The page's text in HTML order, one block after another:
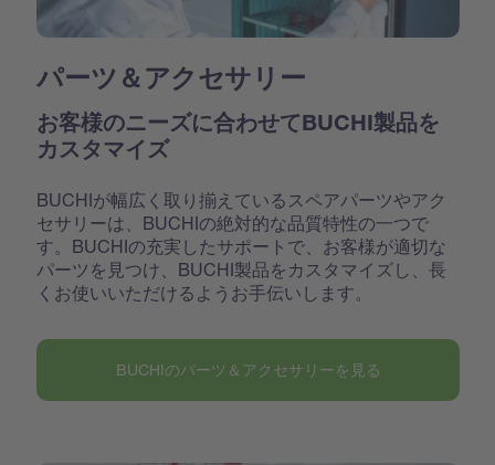
パーツ＆アクセサリー
お客様のニーズに合わせてBUCHI製品を
カスタマイズ
BUCHIが幅広く取り揃えているスペアパーツやアク
セサリーは、BUCHIの絶対的な品質特性の一つで
す。BUCHIの充実したサポートで、お客様が適切な
パーツを見つけ、BUCHI製品をカスタマイズし、長
くお使いいただけるようお手伝いします。
BUCHIのパーツ＆アクセサリーを見る